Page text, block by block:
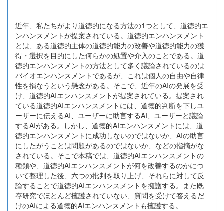
近年、私たちがより道徳的になる方法の1つとして、道徳的エ
ンハンスメントが提案されている。道徳的エンハンスメント
とは、ある道徳的主体の道徳的能力の改善や道徳的能力の獲
得・選択を目的にした何らかの処置や介入のことである。道
徳的エンハンスメントの方法として多く議論されているのは
バイオエンハンスメントであるが、これは個人の自由や自律
性を損なうという懸念がある。そこで、近年のAIの発展を受
け、道徳的AIエンハンスメントが提案されている。提案され
ている道徳的AIエンハンスメントには、道徳的判断を下しユ
ーザーに伝えるAI、ユーザーに助言するAI、ユーザーと議論
するAIがある。しかし、道徳的AIエンハンスメントには、道
徳的エンハンスメントに成功しないのではないか、AIの助言
にしたがうことは問題があるのではないか、などの指摘がな
されている。そこで本稿では、道徳的AIエンハンスメントの
種類や、道徳的AIエンハンスメントが何を改善するのかにつ
いて整理した後、六つの批判を取り上げ、それらに対して反
論することで道徳的AIエンハンスメントを擁護する。また既
存研究でほとんど擁護されていない、質問を受けて答えるだ
けのAIによる道徳的AIエンハンスメントも擁護する。